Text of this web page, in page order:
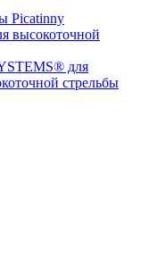
Picatinny
высокоточной
для
стрельбы